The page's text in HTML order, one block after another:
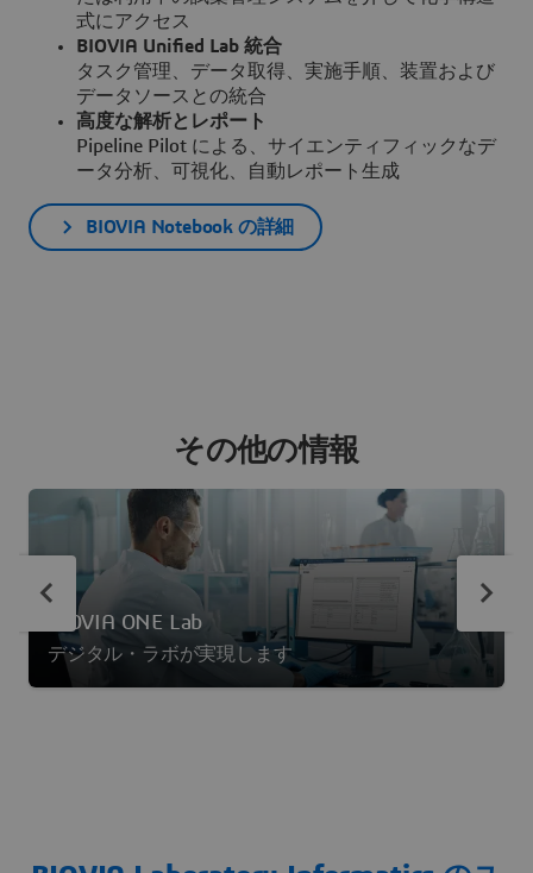
式にアクセス
BIOVIA Unified Lab 統合
タスク管理、データ取得、実施手順、装置および
データソースとの統合
高度な解析とレポート
Pipeline Pilot による、サイエンティフィックなデ
ータ分析、可視化、自動レポート生成
BIOVIA Notebook の詳細
その他の情報
BIOVIA ONE Lab
デジタル・ラボが実現します